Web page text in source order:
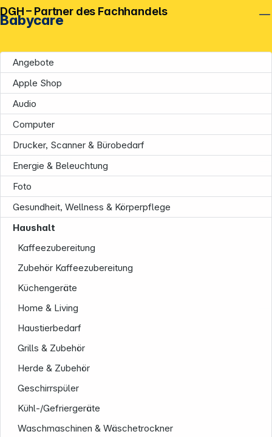
Babycare
Angebote
Apple Shop
Audio
Computer
Drucker, Scanner & Bürobedarf
Energie & Beleuchtung
Foto
Gesundheit, Wellness & Körperpflege
Haushalt
Kaffeezubereitung
Zubehör Kaffeezubereitung
Küchengeräte
Home & Living
Haustierbedarf
Grills & Zubehör
Herde & Zubehör
Geschirrspüler
Kühl-/Gefriergeräte
Waschmaschinen & Wäschetrockner
DGH – Partner des Fachhandels
Unternehmen
Informationen